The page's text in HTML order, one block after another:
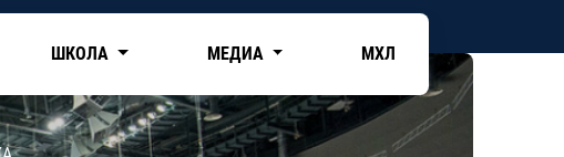
ШКОЛА МЕДИА МХЛ